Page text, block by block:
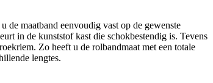
de maatband eenvoudig vast op de gewenste
in de kunststof kast die schokbestendig is. Tevens
Zo heeft u de rolbandmaat met een totale
lengtes.